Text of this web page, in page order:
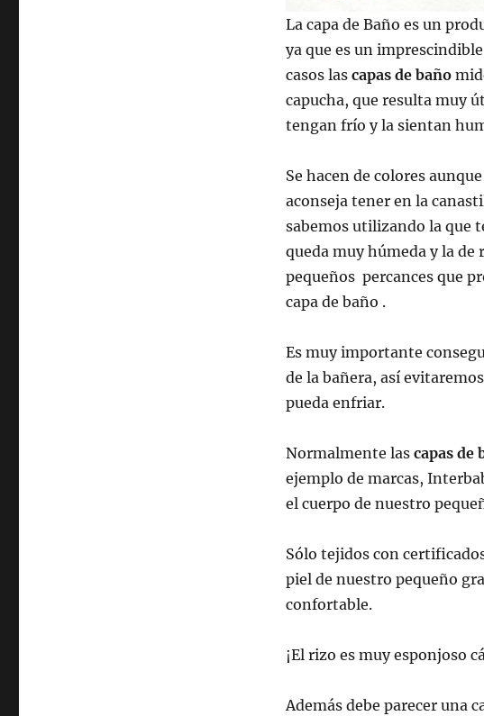
La capa de Baño es un
ya que es un
casos las capas de baño
capucha, que resulta muy
tengan frío y la sientan
Se hacen de colores
aconseja tener en la
sabemos utilizando la que
queda muy húmeda y la de
pequeños percances que
capa de baño .
Es muy importante
de la bañera, así
pueda enfriar.
Normalmente las capas de
ejemplo de marcas,
el cuerpo de nuestro
Sólo tejidos con
piel de nuestro pequeño
confortable.
¡El rizo es muy esponjoso
Además debe parecer una